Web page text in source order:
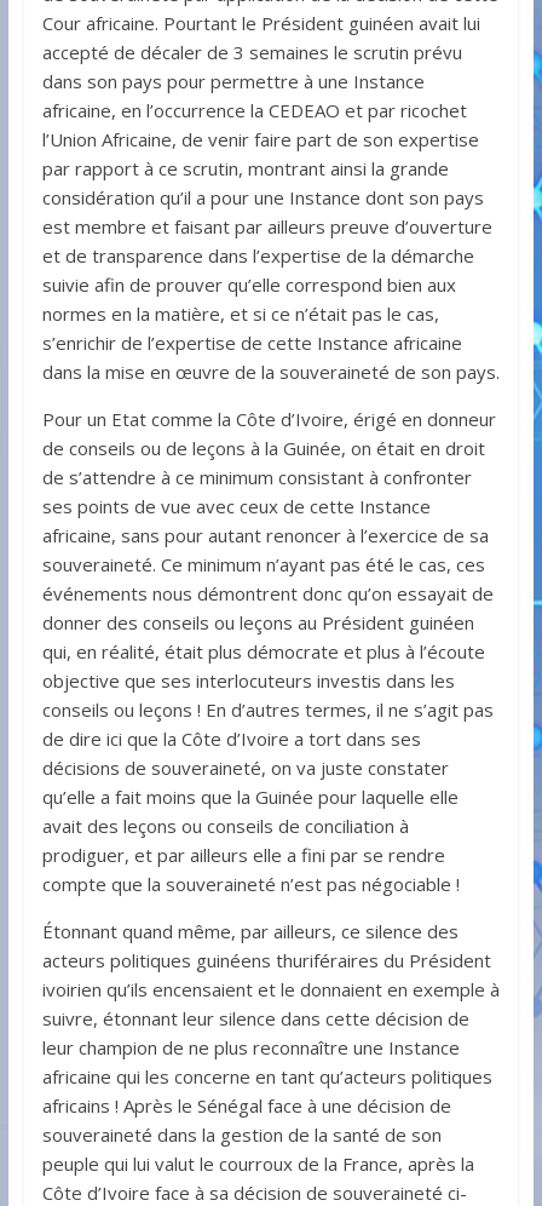
Cour africaine. Pourtant le Président guinéen avait lui
accepté de décaler de 3 semaines le scrutin prévu
dans son pays pour permettre à une Instance
africaine, en l’occurrence la CEDEAO et par ricochet
l’Union Africaine, de venir faire part de son expertise
par rapport à ce scrutin, montrant ainsi la grande
considération qu’il a pour une Instance dont son pays
est membre et faisant par ailleurs preuve d’ouverture
et de transparence dans l’expertise de la démarche
suivie afin de prouver qu’elle correspond bien aux
normes en la matière, et si ce n’était pas le cas,
s’enrichir de l’expertise de cette Instance africaine
dans la mise en œuvre de la souveraineté de son pays.
Pour un Etat comme la Côte d’Ivoire, érigé en donneur
de conseils ou de leçons à la Guinée, on était en droit
de s’attendre à ce minimum consistant à confronter
ses points de vue avec ceux de cette Instance
africaine, sans pour autant renoncer à l’exercice de sa
souveraineté. Ce minimum n’ayant pas été le cas, ces
événements nous démontrent donc qu’on essayait de
donner des conseils ou leçons au Président guinéen
qui, en réalité, était plus démocrate et plus à l’écoute
objective que ses interlocuteurs investis dans les
conseils ou leçons ! En d’autres termes, il ne s’agit pas
de dire ici que la Côte d’Ivoire a tort dans ses
décisions de souveraineté, on va juste constater
qu’elle a fait moins que la Guinée pour laquelle elle
avait des leçons ou conseils de conciliation à
prodiguer, et par ailleurs elle a fini par se rendre
compte que la souveraineté n’est pas négociable !
Étonnant quand même, par ailleurs, ce silence des
acteurs politiques guinéens thuriféraires du Président
ivoirien qu’ils encensaient et le donnaient en exemple à
suivre, étonnant leur silence dans cette décision de
leur champion de ne plus reconnaître une Instance
africaine qui les concerne en tant qu’acteurs politiques
africains ! Après le Sénégal face à une décision de
souveraineté dans la gestion de la santé de son
peuple qui lui valut le courroux de la France, après la
Côte d’Ivoire face à sa décision de souveraineté ci-